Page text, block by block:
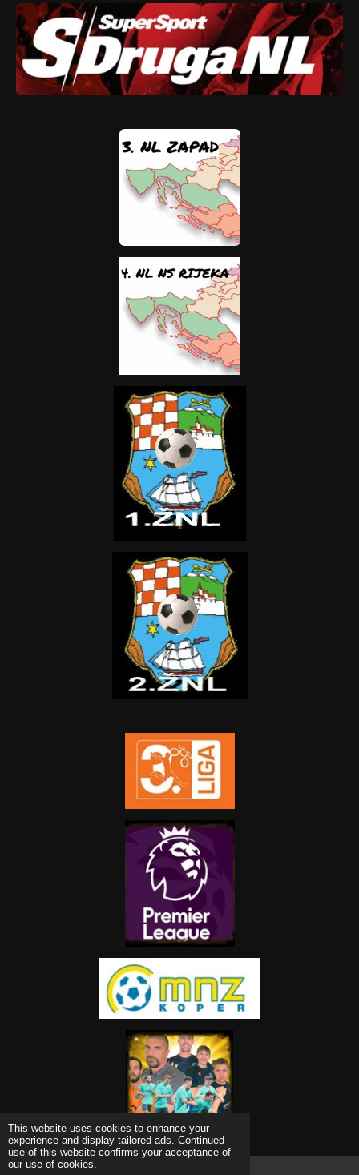
This website uses cookies to enhance your
experience and display tailored ads. Continued
use of this website confirms your acceptance of
our use of cookies.
© 2022 - 2026 Grevagol